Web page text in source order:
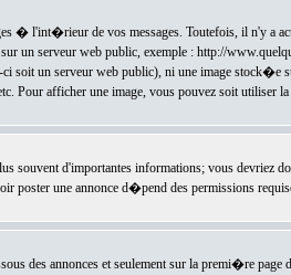
� l'int�rieur de vos messages. Toutefois, il n'y a
un serveur web public, exemple : http://
soit un serveur web public), ni une image stock�e
Pour afficher une image, vous pouvez soit
souvent d'importantes informations; vous devriez
une annonce d�pend des permissions
des annonces et seulement sur la premi�re